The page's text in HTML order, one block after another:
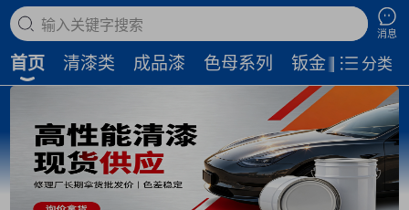
搜索商品
消息
首页 清漆类 成品漆 色母系列 钣金补土 磨
分类